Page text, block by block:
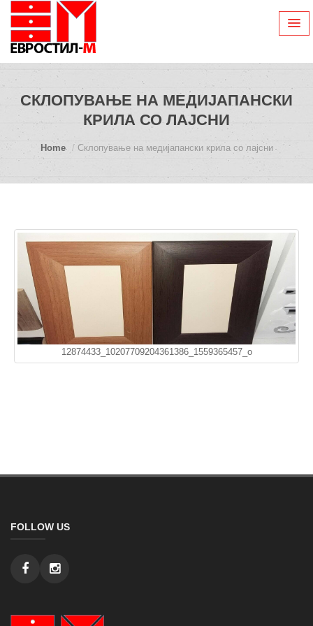
СКЛОПУВАЊЕ НА МЕДИЈАПАНСКИ
КРИЛА СО ЛАЈСНИ
Home Склопување на медијапански крила со лајсни
12874433_10207709204361386_1559365457_o
FOLLOW US